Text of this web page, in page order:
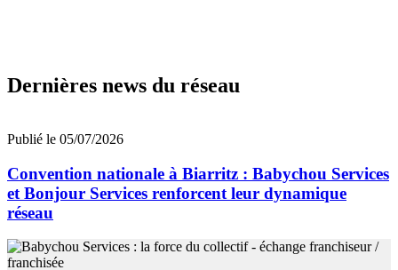
Dernières news du réseau
Publié le 05/07/2026
Convention nationale à Biarritz : Babychou Services
et Bonjour Services renforcent leur dynamique
réseau